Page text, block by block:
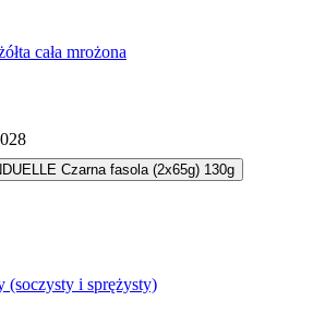
cała mrożona
Czarna fasola (2x65g) 130g
(soczysty i sprężysty)